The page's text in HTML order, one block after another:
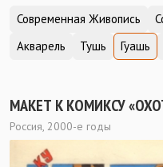
Современная Живопись
Акварель
Тушь Гуашь
МАКЕТ К КОМИКСУ
Россия, 2000-е годы